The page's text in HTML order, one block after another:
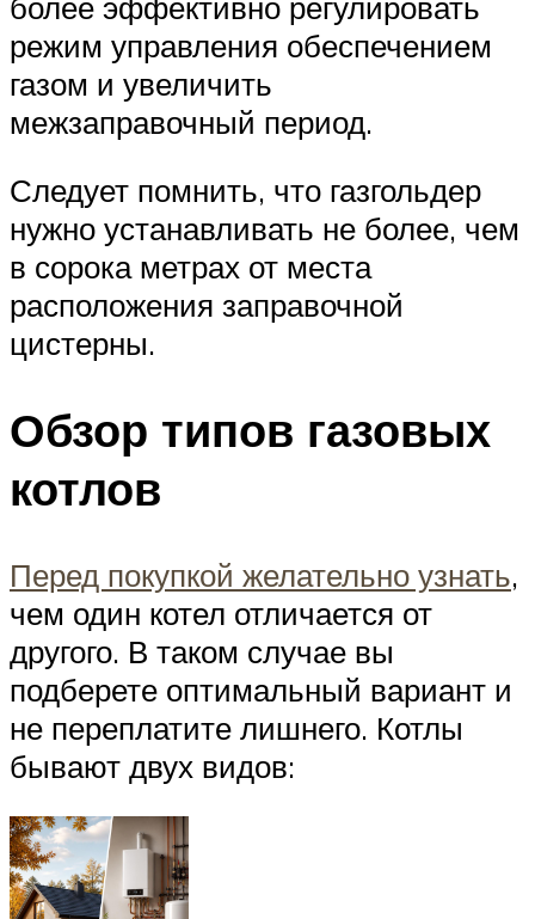
режим управления обеспечением
газом и увеличить
межзаправочный период.
Следует помнить, что газгольдер
нужно устанавливать не более, чем
в сорока метрах от места
расположения заправочной
цистерны.
Обзор типов газовых
котлов
Перед покупкой желательно узнать,
чем один котел отличается от
другого. В таком случае вы
подберете оптимальный вариант и
не переплатите лишнего. Котлы
бывают двух видов: